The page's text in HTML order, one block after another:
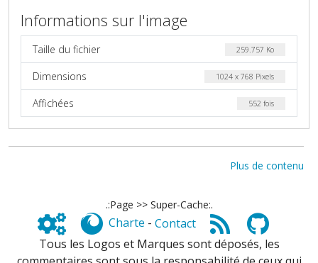
Informations sur l'image
Taille du fichier 259.757 Ko
Dimensions 1024 x 768 Pixels
Affichées 552 fois
Plus de contenu
.:Page >> Super-Cache:.
Charte - Contact
Tous les Logos et Marques sont déposés, les